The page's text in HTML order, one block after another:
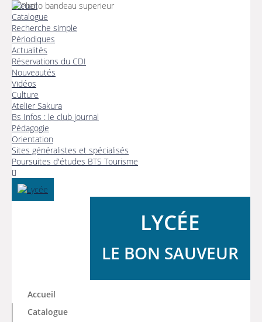
Accueil
Catalogue
Recherche simple
Périodiques
Actualités
Réservations du CDI
Nouveautés
Vidéos
Culture
Atelier Sakura
Bs Infos : le club journal
Pédagogie
Orientation
Sites généralistes et spécialisés
Poursuites d'études BTS Tourisme
LYCÉE
LE BON SAUVEUR
Accueil
Catalogue